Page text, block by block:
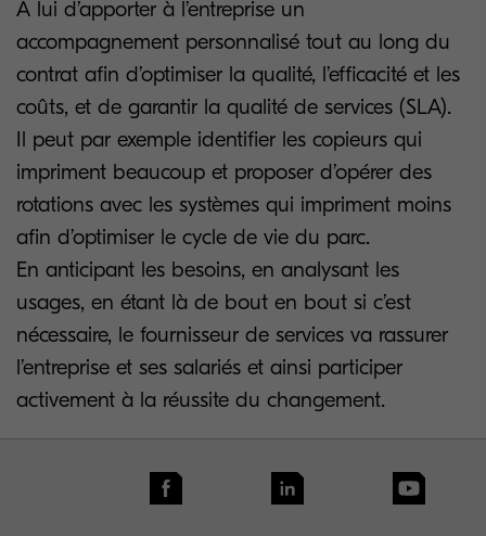
A lui d’apporter à l’entreprise un
accompagnement personnalisé tout au long du
contrat afin d’optimiser la qualité, l’efficacité et les
coûts, et de garantir la qualité de services (SLA).
Il peut par exemple identifier les copieurs qui
impriment beaucoup et proposer d’opérer des
rotations avec les systèmes qui impriment moins
afin d’optimiser le cycle de vie du parc.
En anticipant les besoins, en analysant les
usages, en étant là de bout en bout si c’est
nécessaire, le fournisseur de services va rassurer
l’entreprise et ses salariés et ainsi participer
activement à la réussite du changement.